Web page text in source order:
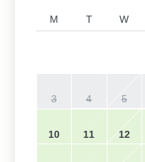
M T W
3 4 5
10 11 12